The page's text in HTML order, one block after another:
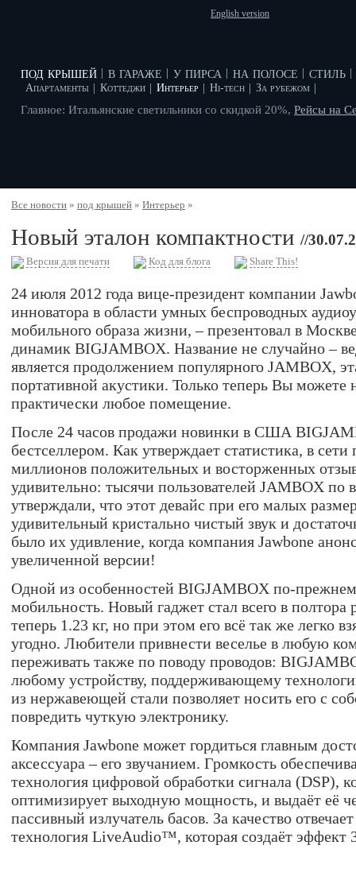
English version
под крышей
Апартаменты Коттеджи Интерьер Hi-tech За рубежом
в гараже у пирса на полосе стиль
Главное: Итальянские светильники со скидкой 20%, Рейсы на
Все новости » под крышей » Интерьер »
Новый эталон компактности //
Версия для печати Код для блога Share This!
24 июля 2012 года вице-президент компании
инноватора в области умных беспроводных
мобильного образа жизни, – презентовал в
динамик BIGJAMBOX. Название не случайно –
является продолжением популярного JAMBOX,
портативной акустики. Только теперь Вы можете
практически любое помещение.
После 24 часов продажи новинки в США
бестселлером. Как утверждает статистика, в сети
миллионов положительных и восторженных
удивительно: тысячи пользователей JAMBOX по
утверждали, что этот девайс при его малых
удивительный кристально чистый звук и
было их удивление, когда компания Jawbone
увеличенной версии!
Одной из особенностей BIGJAMBOX по-
мобильность. Новый гаджет стал всего в полтора
теперь 1.23 кг, но при этом его всё так же легко
угодно. Любители привнести веселье в любую
переживать также по поводу проводов:
любому устройству, поддерживающему
из нержавеющей стали позволяет носить его с
повредить чуткую электронику.
Компания Jawbone может гордиться главным
аксессуара – его звучанием. Громкость
технология цифровой обработки сигнала (DSP),
оптимизирует выходную мощность, и выдаёт её
пассивный излучатель басов. За качество
технология LiveAudio™, которая создаёт эффект